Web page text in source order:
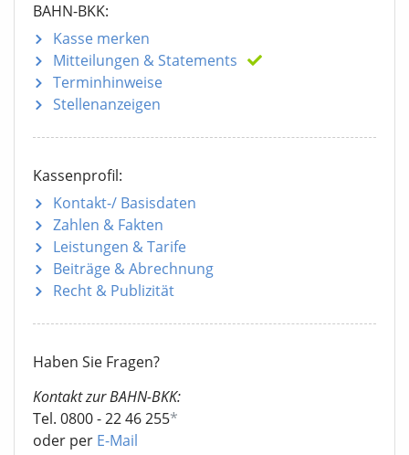
BAHN-BKK:
Kasse merken
Mitteilungen & Statements
Terminhinweise
Stellenanzeigen
Kassenprofil:
Kontakt-/ Basisdaten
Zahlen & Fakten
Leistungen & Tarife
Beiträge & Abrechnung
Recht & Publizität
Haben Sie Fragen?
Kontakt zur BAHN-BKK:
Tel. 0800 - 22 46 255*
oder per E-Mail